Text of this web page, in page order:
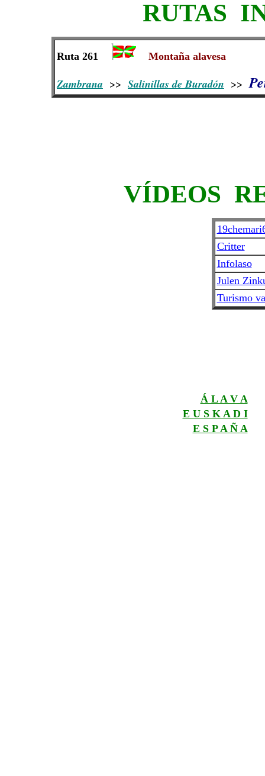
RUTAS
Ruta 261 Montaña alavesa
Zambrana >> Salinillas de Buradón >>
VÍDEOS
Critter
Infolaso
Julen
Turismo
Á L A V A
E U S K A D I
E S P A Ñ A